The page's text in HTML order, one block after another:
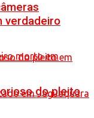
verdadeiro
do pleito